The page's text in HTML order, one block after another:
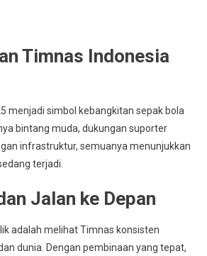
Timnas Indonesia
menjadi simbol kebangkitan sepak bola
bintang muda, dukungan suporter
infrastruktur, semuanya menunjukkan
terjadi.
Jalan ke Depan
adalah melihat Timnas konsisten
dunia. Dengan pembinaan yang tepat,